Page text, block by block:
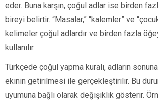
eder. Buna karşın, çoğul adlar ise birden
bireyi belirtir. “Masalar,” “kalemler” ve
kelimeler çoğul adlardır ve birden fazla
kullanılır.
Türkçede çoğul yapma kuralı, adların
ekinin getirilmesi ile gerçekleştirilir. Bu
uyumuna bağlı olarak değişiklik gösterir.